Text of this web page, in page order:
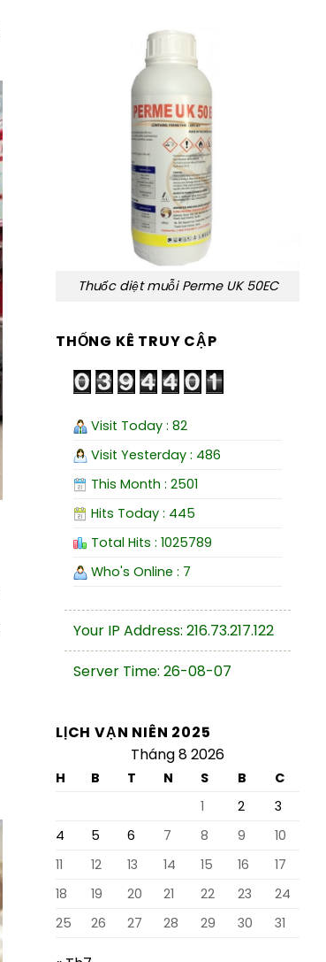
Thuốc diệt muỗi Perme UK 50EC
THỐNG KÊ TRUY CẬP
Visit Today : 82
Visit Yesterday : 486
This Month : 2501
Hits Today : 445
Total Hits : 1025789
Who's Online : 7
Your IP Address: 216.73.217.122
Server Time: 26-08-07
LỊCH VẠN NIÊN 2025
Tháng 8 2026
H B T N S B
C
1
2
3
4
5 6 7 8 9
10
11
12 13 14 15 16
17
18
19 20 21 22 23
24
25
26 27 28 29 30 31